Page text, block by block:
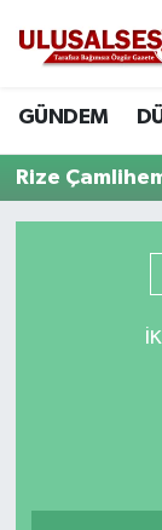
GÜNDEM
Rize
DÜNYA
Trafik
Tüm
Son